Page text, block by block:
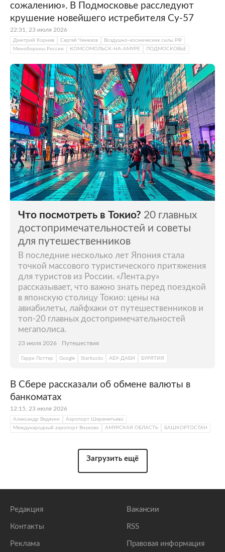
сожалению». В Подмосковье расследуют
крушение новейшего истребителя Су-57
22:31, 23 июля 2026
Дмитрий Корнев Сергей Чемезов
Воздушно-космические силы РФ
Минобороны России
КОМСОМОЛЬСК-НА-АМУРЕ ПОДМОСКОВЬЕ
Что посмотреть в Токио? 20 главных
достопримечательностей и советы
для путешественников
В последние несколько лет Япония стала
точкой массового туристического притяжения
для туристов из России. «Лента.ру»
рассказывает, что важно знать перед поездкой
в японскую столицу Токио: цены на
авиабилеты, лайфхаки от путешественников и
топ-20 главных достопримечательностей
мегаполиса.
23 июля 2026 Путешествия
Гарри Поттер Google Starbucks АБУ-ДАБИ БУРЯТИЯ
В Сбере рассказали об обмене валюты в
банкоматах
12:15, 23 июля 2026
Александр Ведяхин
Аэропорт Шереметьево
Международный аэропорт Внуково
АМУРСКАЯ ОБЛАСТЬ БАШКОРТОСТАН
Загрузить ещё
Редакция
Контакты
Реклама
Вакансии
RSS
Правовая информация